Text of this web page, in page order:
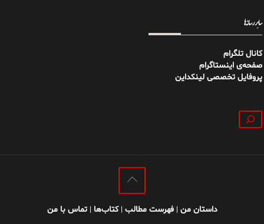
سایر رسانه‌ها
کانال تلگرام
صفحه‌ی اینستاگرام
پروفایل تخصصی لینکداین
جستجو
داستان من |فهرست مطالب |کتاب‌ها |تماس با من